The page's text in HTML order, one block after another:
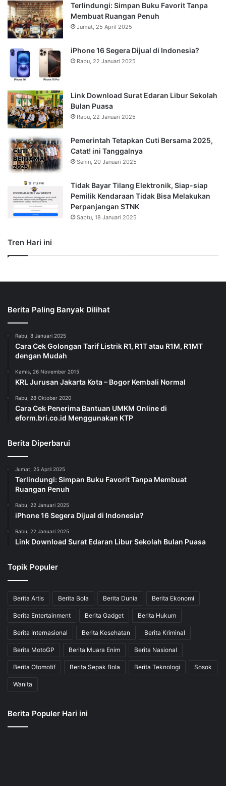
Terlindungi: Simpan Buku Favorit Tanpa
Membuat Ruangan Penuh
Jumat, 25 April 2025
iPhone 16 Segera Dijual di Indonesia?
Rabu, 22 Januari 2025
Link Download Surat Edaran Libur Sekolah
Bulan Puasa
Rabu, 22 Januari 2025
Pemerintah Tetapkan Cuti Bersama 2025,
Catat! ini Tanggalnya
Senin, 20 Januari 2025
Tidak Bayar Tilang Elektronik, Siap-siap
Pemilik Kendaraan Tidak Bisa Melakukan
Perpanjangan STNK
Sabtu, 18 Januari 2025
Tren Hari ini
Berita Paling Banyak Dilihat
Rabu, 8 Januari 2025
Cara Cek Golongan Tarif Listrik R1, R1T atau R1M, R1MT
dengan Mudah
Kamis, 26 November 2015
KRL Jurusan Jakarta Kota – Bogor Kembali Normal
Rabu, 28 Oktober 2020
Cara Cek Penerima Bantuan UMKM Online di
eform.bri.co.id Menggunakan KTP
Berita Diperbarui
Jumat, 25 April 2025
Terlindungi: Simpan Buku Favorit Tanpa Membuat
Ruangan Penuh
Rabu, 22 Januari 2025
iPhone 16 Segera Dijual di Indonesia?
Rabu, 22 Januari 2025
Link Download Surat Edaran Libur Sekolah Bulan Puasa
Topik Populer
Berita Artis Berita Bola Berita Dunia Berita Ekonomi
Berita Entertainment Berita Gadget Berita Hukum
Berita Internasional Berita Kesehatan Berita Kriminal
Berita MotoGP Berita Muara Enim Berita Nasional
Berita Otomotif Berita Sepak Bola Berita Teknologi Sosok
Wanita
Berita Populer Hari ini